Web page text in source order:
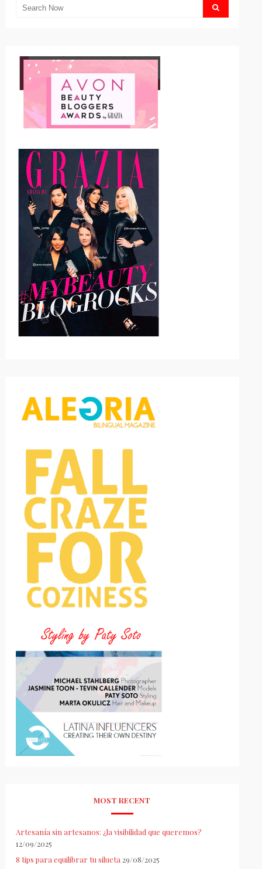
MOST RECENT
Artesanía sin artesanos: ¿la visibilidad que queremos?
12/09/2025
8 tips para equilibrar tu silueta 29/08/2025